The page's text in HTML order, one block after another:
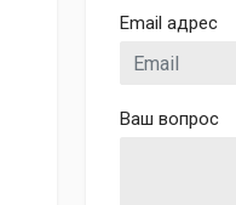
Email адрес
Ваш вопрос